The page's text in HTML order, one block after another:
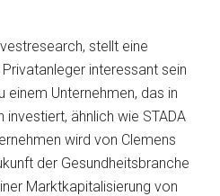
stellt eine
interessant sein
einem Unternehmen, das in
investiert, ähnlich wie STADA
wird von Clemens
der Gesundheitsbranche
Marktkapitalisierung von